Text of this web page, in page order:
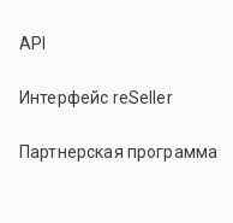
API
Интерфейс reSeller
Партнерская программа